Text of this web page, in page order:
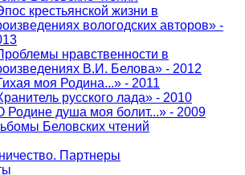
крестьянской жизни в
вологодских авторов» -
нравственности в
В.И. Белова» - 2012
моя Родина...» - 2011
русского лада» - 2010
Родине душа моя болит...» - 2009
Беловских чтений
Партнеры